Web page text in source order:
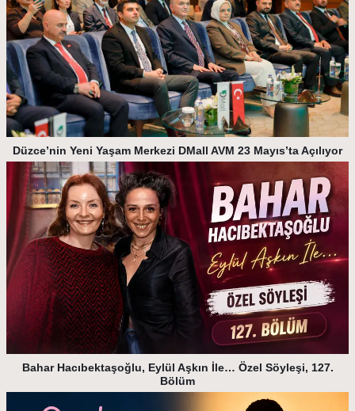
Düzce’nin Yeni Yaşam Merkezi DMall AVM 23 Mayıs’ta Açılıyor
Bahar Hacıbektaşoğlu, Eylül Aşkın İle… Özel Söyleşi, 127.
Bölüm